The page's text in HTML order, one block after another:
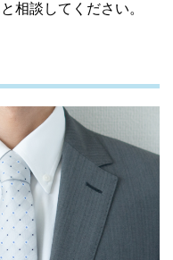
相談してください。